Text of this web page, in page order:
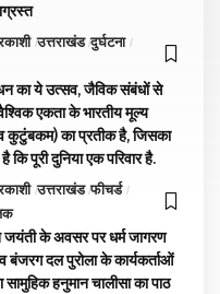
उत्तराखंड दुर्घटना
का ये उत्सव, जैविक संबंधों से
एकता के भारतीय मूल्य
कुटुंबकम) का प्रतीक है, जिसका
कि पूरी दुनिया एक परिवार है.
उत्तराखंड फीचर्ड
जयंती के अवसर पर धर्म जागरण
बंजरग दल पुरोला के कार्यकर्ताओं
सामुहिक हनुमान चालीसा का पाठ